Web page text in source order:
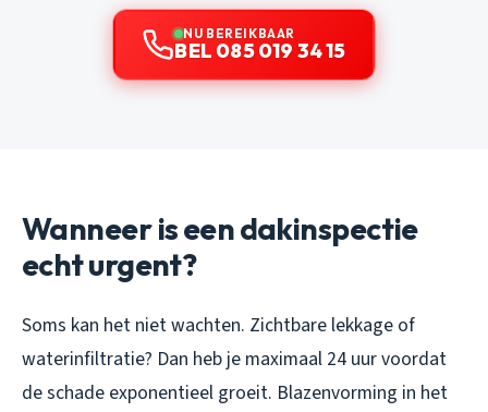
NU BEREIKBAAR
BEL 085 019 34 15
Wanneer is een dakinspectie
echt urgent?
Soms kan het niet wachten. Zichtbare lekkage of
waterinfiltratie? Dan heb je maximaal 24 uur voordat
de schade exponentieel groeit. Blazenvorming in het